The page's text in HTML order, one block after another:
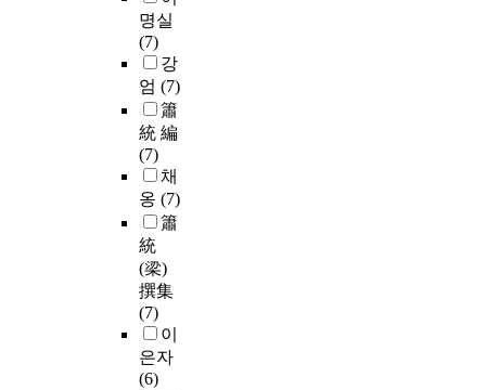
명실
(7)
강
엄 (7)
簫
統 編
(7)
채
옹 (7)
簫
統
(梁)
撰集
(7)
이
은자
(6)